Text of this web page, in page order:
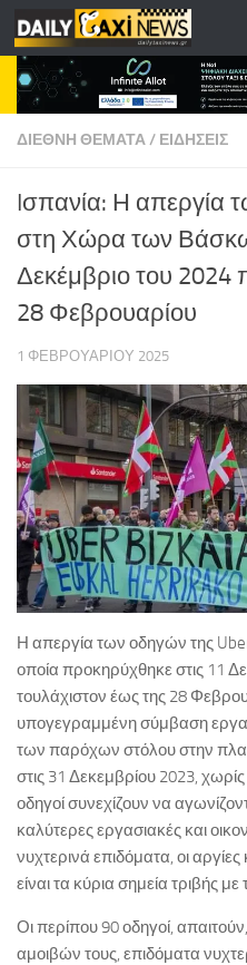
Skip to content
ΔΙΕΘΝΗ ΘΕΜΑΤΑ/ ΕΙΔΗΣΕΙΣ
Iσπανία: Η απεργία
στη Χώρα των
Δεκέμβριο του 2024
28 Φεβρουαρίου
1 ΦΕΒΡΟΥΑΡΊΟΥ 2025
Η απεργία των οδηγών της
οποία προκηρύχθηκε στις 11
τουλάχιστον έως της 28
υπογεγραμμένη σύμβαση
των παρόχων στόλου στην
στις 31 Δεκεμβρίου 2023,
οδηγοί συνεχίζουν να
καλύτερες εργασιακές και
νυχτερινά επιδόματα, οι
είναι τα κύρια σημεία τριβής
Οι περίπου 90 οδηγοί,
αμοιβών τους, επιδόματα